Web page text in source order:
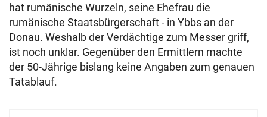
hat rumänische Wurzeln, seine Ehefrau die
rumänische Staatsbürgerschaft - in Ybbs an der
Donau. Weshalb der Verdächtige zum Messer griff,
ist noch unklar. Gegenüber den Ermittlern machte
der 50-Jährige bislang keine Angaben zum genauen
Tatablauf.